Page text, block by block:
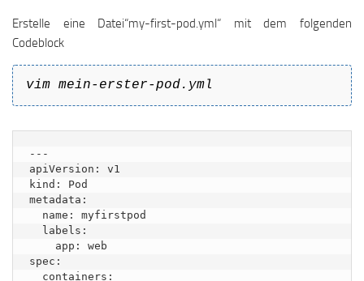
Erstelle eine Datei“my-first-pod.yml“ mit dem folgenden
Codeblock
vim mein-erster-pod.yml
---
apiVersion: v1
kind: Pod
metadata:
spec: